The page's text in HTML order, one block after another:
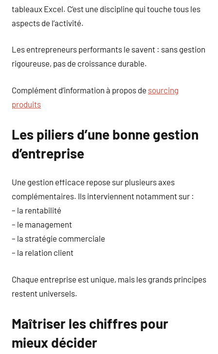
tableaux Excel. C’est une discipline qui touche tous les
aspects de l’activité.
Les entrepreneurs performants le savent : sans gestion
rigoureuse, pas de croissance durable.
Complément d’information à propos de sourcing
produits
Les piliers d’une bonne gestion
d’entreprise
Une gestion efficace repose sur plusieurs axes
complémentaires. Ils interviennent notamment sur :
– la rentabilité
– le management
– la stratégie commerciale
– la relation client
Chaque entreprise est unique, mais les grands principes
restent universels.
Maîtriser les chiffres pour
mieux décider